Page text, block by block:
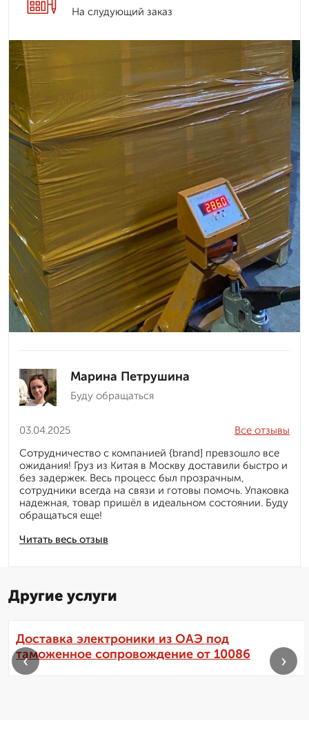
На слудующий заказ
Марина Петрушина
Буду обращаться
03.04.2025
Читать весь отзыв
Все отзывы
Сотрудничество с компанией {brand] превзошло все
ожидания! Груз из Китая в Москву доставили быстро и
без задержек. Весь процесс был прозрачным,
сотрудники всегда на связи и готовы помочь. Упаковка
надежная, товар пришёл в идеальном состоянии. Буду
обращаться еще!
Другие услуги
Доставка электроники из ОАЭ под
таможенное сопровождение от 10086
‹ ›